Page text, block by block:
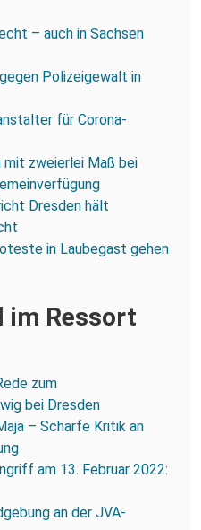
– auch in Sachsen
Polizeigewalt in
für Corona-
mit zweierlei Maß bei
Dresden hält
in Laubegast gehen
im Ressort
zum
bei Dresden
– Scharfe Kritik an
am 13. Februar 2022:
an der JVA-